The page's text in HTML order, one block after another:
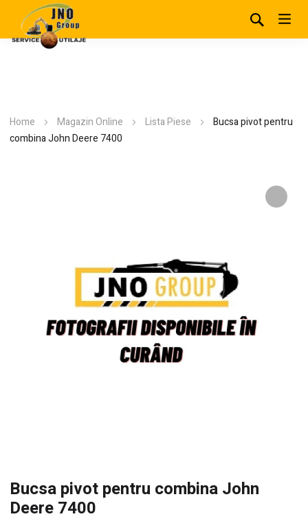
Home Magazin Online Lista Piese
Bucsa pivot pentru
combina John Deere 7400
Bucsa pivot pentru combina John
Deere 7400